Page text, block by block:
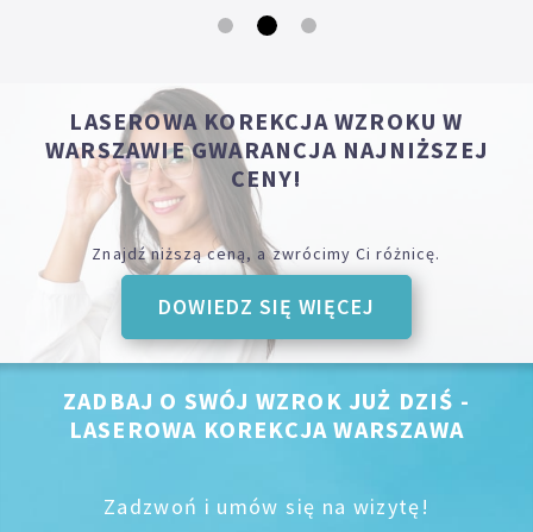
LASEROWA KOREKCJA WZROKU W
WARSZAWIE GWARANCJA NAJNIŻSZEJ
CENY!
Znajdź niższą ceną, a zwrócimy Ci różnicę.
DOWIEDZ SIĘ WIĘCEJ
ZADBAJ O SWÓJ WZROK JUŻ DZIŚ -
LASEROWA KOREKCJA WARSZAWA
Zadzwoń i umów się na wizytę!